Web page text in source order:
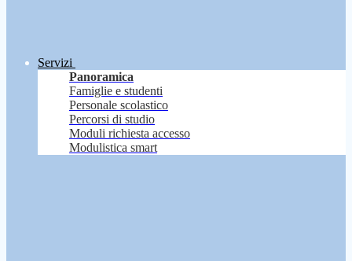
Servizi
Panoramica
Famiglie e studenti
Personale scolastico
Percorsi di studio
Moduli richiesta accesso
Modulistica smart